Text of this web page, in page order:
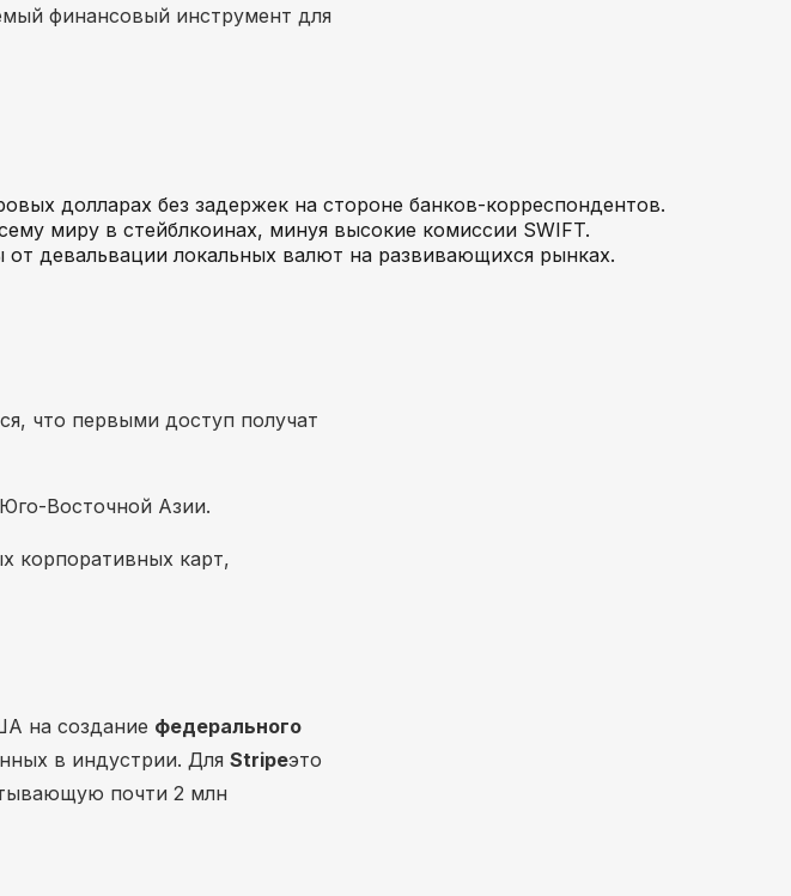
финансовый инструмент для
долларах без задержек на стороне банков-корреспондентов.
миру в стейблкоинах, минуя высокие комиссии SWIFT.
девальвации локальных валют на развивающихся рынках.
что первыми доступ получат
Восточной Азии.
корпоративных карт,
на создание федерального
в индустрии. Для Stripeэто
почти 2 млн